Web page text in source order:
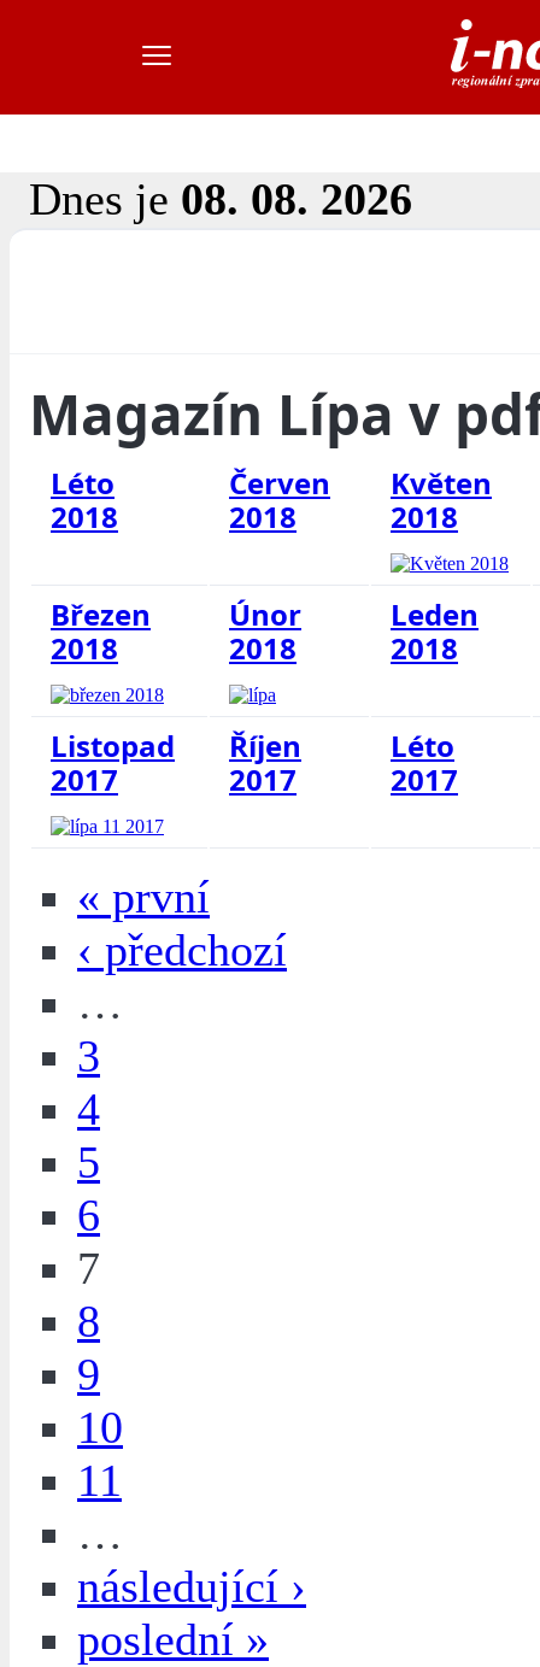
Dnes je 08. 08. 2026
Magazín Lípa v
Léto
2018
Červen
2018
Květen
2018
Březen
2018
Únor
2018
Leden
2018
Listopad
2017
Říjen
2017
Léto
2017
« první
‹ předchozí
…
3
4
5
6
7
8
9
10
11
…
následující ›
poslední »